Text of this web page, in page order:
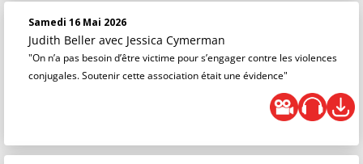
Samedi 16 Mai 2026
Judith Beller avec Jessica Cymerman
"On n’a pas besoin d’être victime pour s’engager contre les violences
conjugales. Soutenir cette association était une évidence"